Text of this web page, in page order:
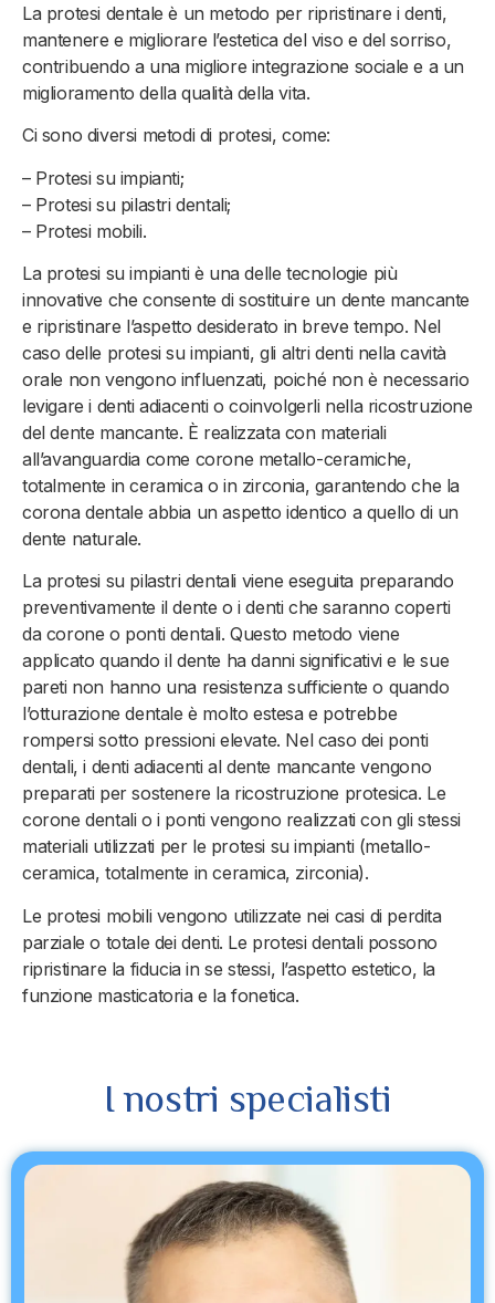
La protesi dentale è un metodo per ripristinare i denti,
mantenere e migliorare l’estetica del viso e del sorriso,
contribuendo a una migliore integrazione sociale e a un
miglioramento della qualità della vita.
Ci sono diversi metodi di protesi, come:
– Protesi su impianti;
– Protesi su pilastri dentali;
– Protesi mobili.
La protesi su impianti è una delle tecnologie più
innovative che consente di sostituire un dente mancante
e ripristinare l’aspetto desiderato in breve tempo. Nel
caso delle protesi su impianti, gli altri denti nella cavità
orale non vengono influenzati, poiché non è necessario
levigare i denti adiacenti o coinvolgerli nella ricostruzione
del dente mancante. È realizzata con materiali
all’avanguardia come corone metallo-ceramiche,
totalmente in ceramica o in zirconia, garantendo che la
corona dentale abbia un aspetto identico a quello di un
dente naturale.
La protesi su pilastri dentali viene eseguita preparando
preventivamente il dente o i denti che saranno coperti
da corone o ponti dentali. Questo metodo viene
applicato quando il dente ha danni significativi e le sue
pareti non hanno una resistenza sufficiente o quando
l’otturazione dentale è molto estesa e potrebbe
rompersi sotto pressioni elevate. Nel caso dei ponti
dentali, i denti adiacenti al dente mancante vengono
preparati per sostenere la ricostruzione protesica. Le
corone dentali o i ponti vengono realizzati con gli stessi
materiali utilizzati per le protesi su impianti (metallo-
ceramica, totalmente in ceramica, zirconia).
Le protesi mobili vengono utilizzate nei casi di perdita
parziale o totale dei denti. Le protesi dentali possono
ripristinare la fiducia in se stessi, l’aspetto estetico, la
funzione masticatoria e la fonetica.
I nostri specialisti